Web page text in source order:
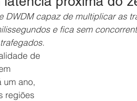
DWDM capaz de multiplicar as
e fica sem
de
um ano,
regiões